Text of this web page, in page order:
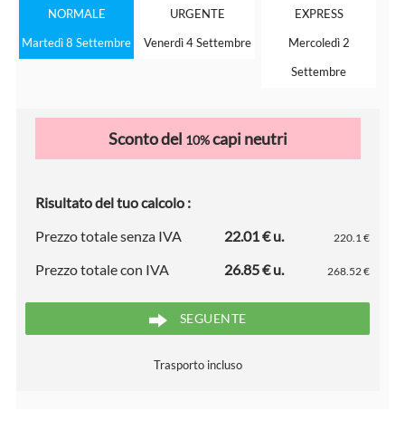
NORMALE
Martedì 8 Settembre
URGENTE
Venerdì 4 Settembre
EXPRESS
Mercoledì 2
Settembre
Sconto del 10%capi neutri
Risultato del tuo calcolo :
Prezzo totale senza IVA
22.01 € u. 220.1 €
Prezzo totale con IVA 26.85 € u. 268.52 €
SEGUENTE
Trasporto incluso